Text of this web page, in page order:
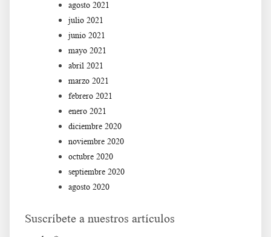
agosto 2021
julio 2021
junio 2021
mayo 2021
abril 2021
marzo 2021
febrero 2021
enero 2021
diciembre 2020
noviembre 2020
octubre 2020
septiembre 2020
agosto 2020
Suscríbete a nuestros artículos